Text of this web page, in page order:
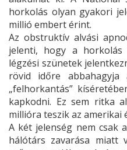
horkolás olyan gyakori
millió embert érint.
Az obstruktív alvási
jelenti, hogy a horkolás
légzési szünetek
rövid időre
„felhorkantás”
kapkodni. Ez sem ritka
millióra teszik az amerikai
A két jelenség nem csak
hálótárs zavarása miatt